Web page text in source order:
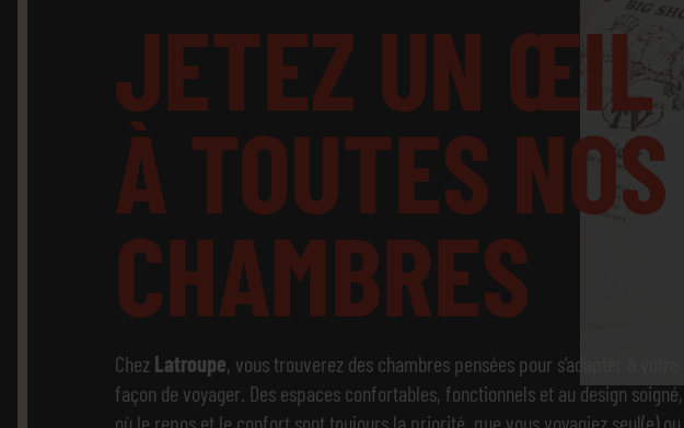
JETEZ UN ŒIL
À TOUTES NOS
CHAMBRES
Chez Latroupe, vous trouverez des chambres pensées pour s’adapter à votre
façon de voyager. Des espaces confortables, fonctionnels et au design soigné,
où le repos et le confort sont toujours la priorité, que vous voyagiez seul(e) ou